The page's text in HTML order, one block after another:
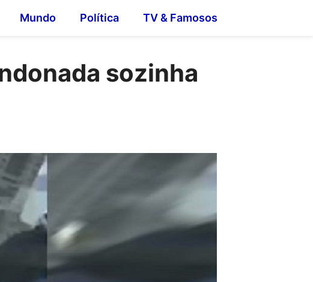
Mundo Política TV & Famosos
sozinha